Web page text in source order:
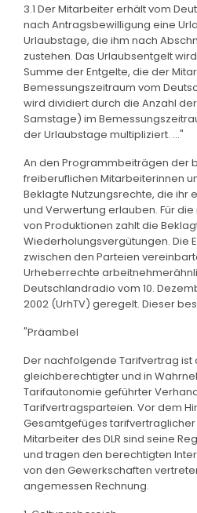
3.1 Der Mitarbeiter erhält vom
nach Antragsbewilligung eine
Urlaubstage, die ihm nach
zustehen. Das Urlaubsentgelt
Summe der Entgelte, die der
Bemessungszeitraum vom
wird dividiert durch die Anzahl
Samstage) im
der Urlaubstage multipliziert. ..."
An den Programmbeiträgen der
freiberuflichen Mitarbeiterinnen
Beklagte Nutzungsrechte, die ihr
und Verwertung erlauben. Für
von Produktionen zahlt die
Wiederholungsvergütungen. Die
zwischen den Parteien
Urheberrechte
Deutschlandradio vom 10.
2002 (UrhTV) geregelt. Dieser
"Präambel
Der nachfolgende Tarifvertrag ist
gleichberechtigter und in
Tarifautonomie geführter
Tarifvertragsparteien. Vor dem
Gesamtgefüges
Mitarbeiter des DLR sind seine
und tragen den berechtigten
von den Gewerkschaften
angemessen Rechnung.